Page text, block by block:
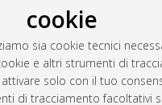
cookie
sia cookie tecnici
e altri strumenti di
solo con il tuo
di tracciamento facoltativi
(2009) Melodramma senza
teatrali e "Le Canzoni
Alma Mater Studiorum
ricerca in Italianistica, 21